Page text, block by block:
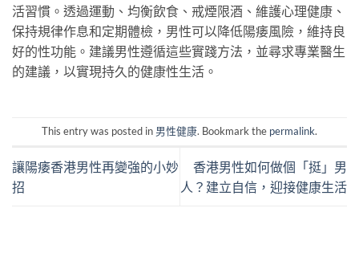
活習慣。透過運動、均衡飲食、戒煙限酒、維護心理健康、
保持規律作息和定期體檢，男性可以降低陽痿風險，維持良
好的性功能。建議男性遵循這些實踐方法，並尋求專業醫生
的建議，以實現持久的健康性生活。
This entry was posted in 男性健康. Bookmark the permalink.
讓陽痿香港男性再變強的小妙
招
香港男性如何做個「挺」男
人？建立自信，迎接健康生活